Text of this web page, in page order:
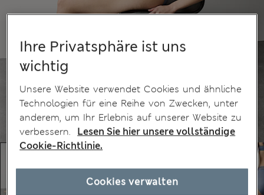
Ihre Privatsphäre ist uns
wichtig
Unsere Website verwendet Cookies und ähnliche
Technologien für eine Reihe von Zwecken, unter
anderem, um Ihr Erlebnis auf unserer Website zu
verbessern.
Lesen Sie hier unsere vollständige
Cookie-Richtlinie.
Cookies verwalten